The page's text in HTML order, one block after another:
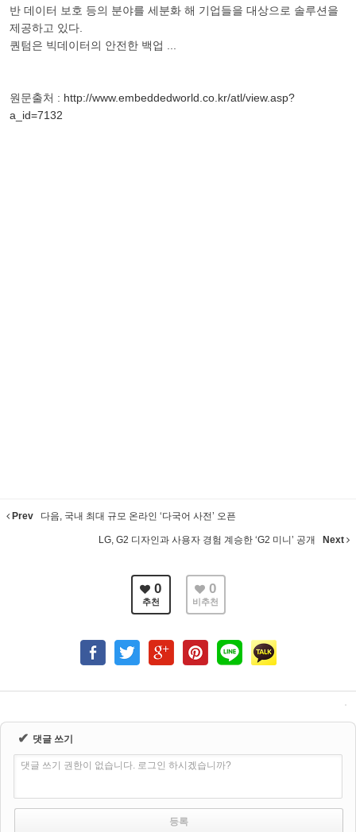
반 데이터 보호 등의 분야를 세분화 해 기업들을 대상으로 솔루션을
제공하고 있다.
퀀텀은 빅데이터의 안전한 백업 ...
원문출처 : http://www.embeddedworld.co.kr/atl/view.asp?
a_id=7132
Prev 다음, 국내 최대 규모 온라인 ‘다국어 사전’ 오픈
LG, G2 디자인과 사용자 경험 계승한 ‘G2 미니’ 공개 Next
0
추천
0
비추천
✔ 댓글 쓰기
댓글 쓰기 권한이 없습니다. 로그인 하시겠습니까?